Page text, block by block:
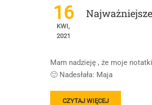
DZIADY
CZ.III
16
KWI,
2021
Mam nadzieję , że moje
🙂 Nadesłała: Maja
READ
CZYTAJ WIĘCEJ